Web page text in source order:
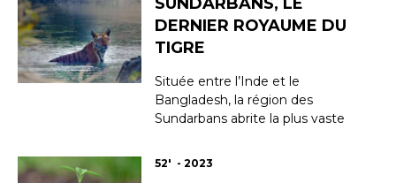
malade son bien-être, l’estime de
soi, apprendre à gérer les effets
second...
DERNIER ROYAUME DU
TIGRE
Située entre l’Inde et le
Bangladesh, la région des
Sundarbans abrite la plus vaste
Depuis la nuit des temps, les
52' - 2023